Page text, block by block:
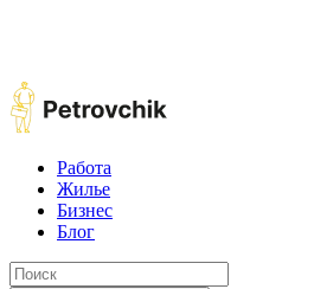
Работа
Жилье
Бизнес
Блог